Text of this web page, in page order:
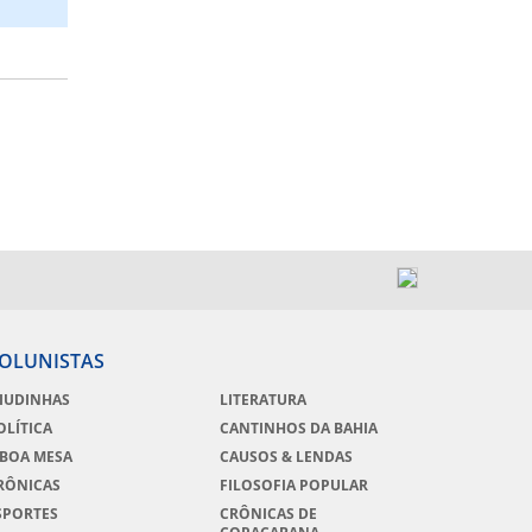
MESA
LITERATURA
CANTINHOS DA BAHIA
CAUSOS & LENDAS
FILOSOFIA POPULAR
CRÔNICAS DE